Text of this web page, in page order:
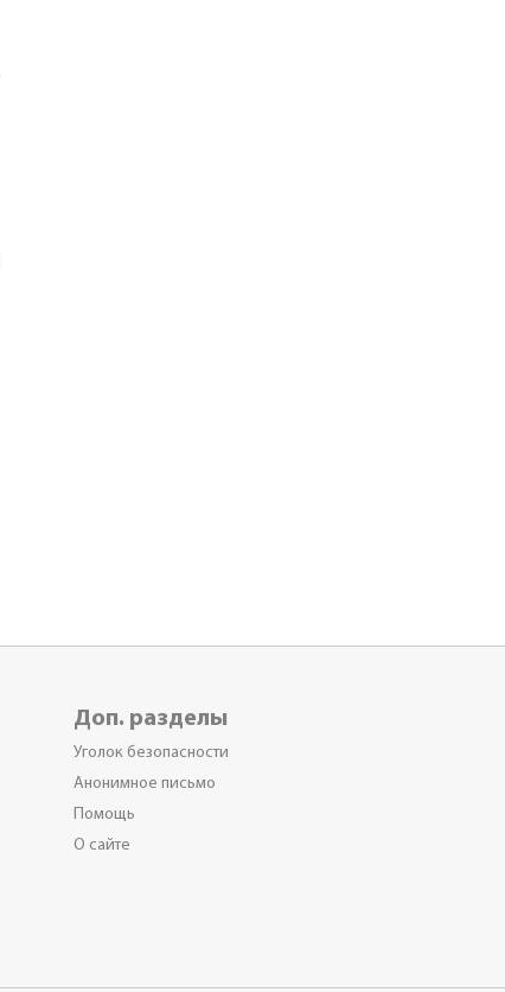
Доп. разделы
Уголок безопасности
Анонимное письмо
Помощь
О сайте